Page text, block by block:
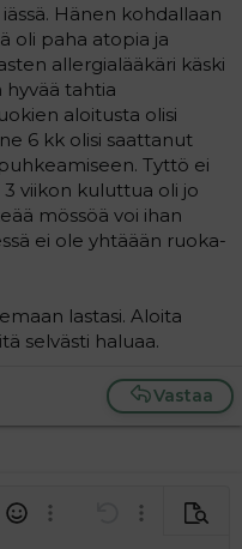
Hänen kohdallaan
oli paha atopia ja
allergialääkäri käski
tahtia
aloitusta olisi
6 kk olisi saattanut
Tyttö ei
viikon kuluttua oli jo
mössöä voi ihan
ei ole yhtäään ruoka-
lastasi. Aloita
selvästi haluaa.
Vastaa
editoriin…
kuva
HymiötLaajennettuun
Kumoa